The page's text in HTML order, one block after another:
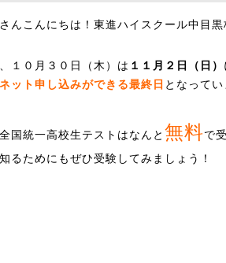
んこんにちは！東進ハイスクール中目黒
１０月３０日（木）は １１月２日（日）
ット申し込みができる最終日 となってい
国統一高校生テストはなんと 無料で
るためにもぜひ受験してみましょう！